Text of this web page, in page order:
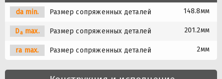
da min. Размер сопряженных деталей 148.8мм
Damax. Размер сопряженных деталей 201.2мм
ra max. Размер сопряженных деталей 2мм